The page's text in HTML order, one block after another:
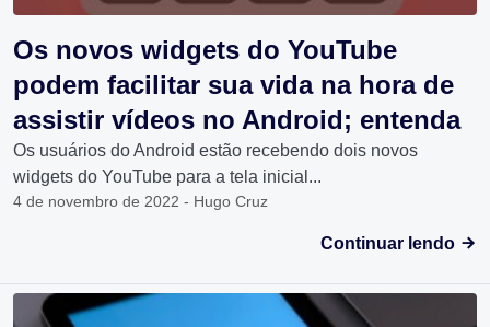
Os novos widgets do YouTube
podem facilitar sua vida na hora de
assistir vídeos no Android; entenda
Os usuários do Android estão recebendo dois novos
widgets do YouTube para a tela inicial...
4 de novembro de 2022 - Hugo Cruz
Continuar lendo